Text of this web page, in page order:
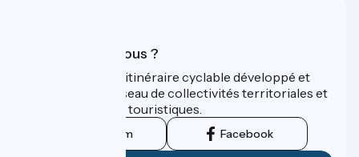
Qui sommes-nous ?
ViaRhôna est un itinéraire cyclable développé et
promu par un réseau de collectivités territoriales et
leurs institutions touristiques.
Instagram Facebook